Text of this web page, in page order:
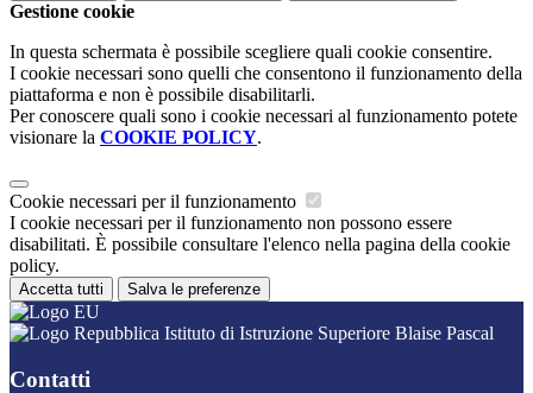
Gestione cookie
In questa schermata è possibile scegliere quali cookie consentire.
I cookie necessari sono quelli che consentono il funzionamento della
piattaforma e non è possibile disabilitarli.
Per conoscere quali sono i cookie necessari al funzionamento potete
visionare la COOKIE POLICY.
Cookie necessari per il funzionamento
I cookie necessari per il funzionamento non possono essere
disabilitati. È possibile consultare l'elenco nella pagina della cookie
policy.
Accetta tutti Salva le preferenze
Istituto di Istruzione Superiore Blaise Pascal
Contatti